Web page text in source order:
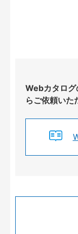
Webカタログ
らご依頼いた